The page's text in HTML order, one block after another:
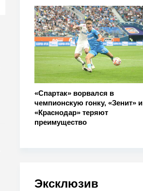
«Спартак» ворвался в
чемпионскую гонку, «Зенит» и
«Краснодар» теряют
преимущество
Эксклюзив